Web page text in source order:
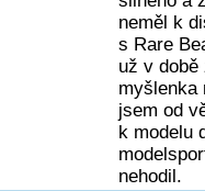
neměl k
s Rare
už v
myšlenka
jsem od
k modelu
nehodil.